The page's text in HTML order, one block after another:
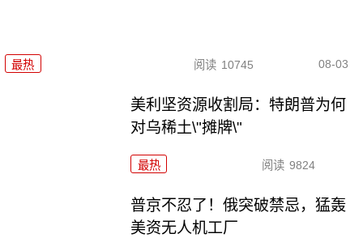
最热 阅读 10745 08-03
美利坚资源收割局：特朗普为何
对乌稀土\"摊牌\"
最热 阅读 9824
普京不忍了！俄突破禁忌，猛轰
美资无人机工厂